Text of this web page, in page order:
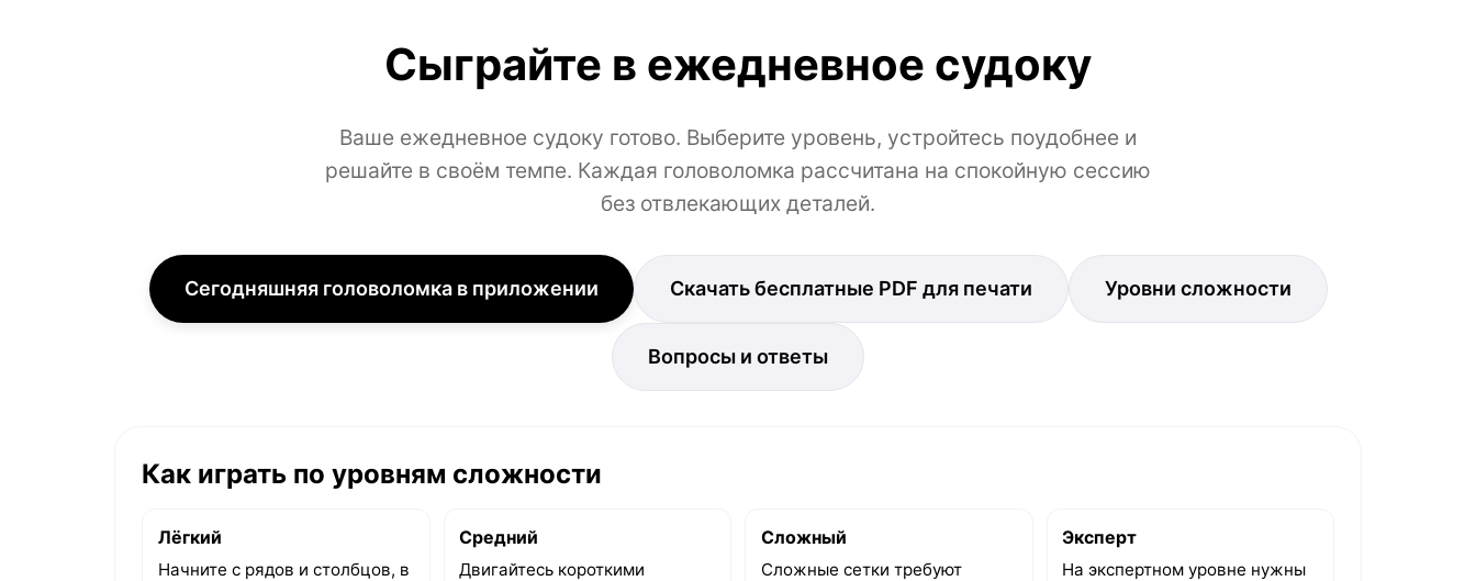
Сыграйте в ежедневное судоку
Ваше ежедневное судоку готово. Выберите уровень, устройтесь поудобнее и
решайте в своём темпе. Каждая головоломка рассчитана на спокойную сессию
без отвлекающих деталей.
Сегодняшняя головоломка в приложении Скачать бесплатные PDF для печати Уровни сложности
Вопросы и ответы
Как играть по уровням сложности
Лёгкий
Начните с рядов и столбцов, в
Средний
Двигайтесь короткими
Сложный
Сложные сетки требуют
Эксперт
На экспертном уровне нужны